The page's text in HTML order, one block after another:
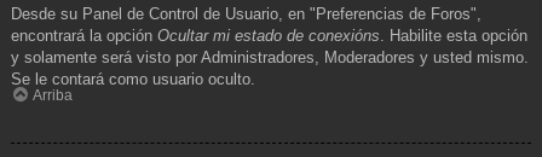
Desde su Panel de Control de Usuario, en "Preferencias de Foros",
encontrará la opción Ocultar mi estado de conexións . Habilite esta opción
y solamente será visto por Administradores, Moderadores y usted mismo.
Se le contará como usuario oculto.
Arriba